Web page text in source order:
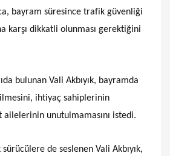
bayram süresince trafik güvenliği
karşı dikkatli olunması gerektiğini
bulunan Vali Akbıyık, bayramda
ihtiyaç sahiplerinin
unutulmamasını istedi.
de seslenen Vali Akbıyık,